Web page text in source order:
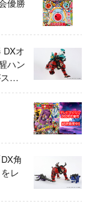
優勝
DXオ
ハン
タ
角
レ